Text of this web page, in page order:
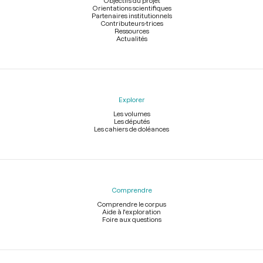
Orientations scientifiques
Partenaires institutionnels
Contributeurs-trices
Ressources
Actualités
Explorer
Les volumes
Les députés
Les cahiers de doléances
Comprendre
Comprendre le corpus
Aide à l'exploration
Foire aux questions